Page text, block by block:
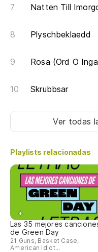
Natten Till
Plyschbeklaedd
Rosa (Ord O
Skrubbsar
Ver todas
Playlists relacionadas
Las 35 mejores
de Green Day
21 Guns, Basket Case,
American Idiot...